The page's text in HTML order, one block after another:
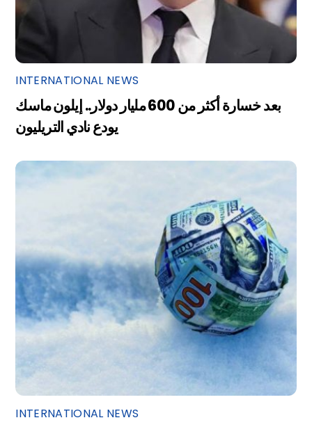
INTERNATIONAL NEWS
بعد خسارة أكثر من 600 مليار دولار.. إيلون ماسك
يودع نادي التريليون
INTERNATIONAL NEWS